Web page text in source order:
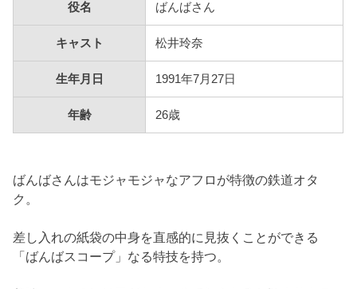
役名 ばんばさん
キャスト 松井玲奈
生年月日 1991年7月27日
年齢 26歳
ばんばさんはモジャモジャなアフロが特徴の鉄道オタ
ク。
差し入れの紙袋の中身を直感的に見抜くことができる
「ばんばスコープ」なる特技を持つ。